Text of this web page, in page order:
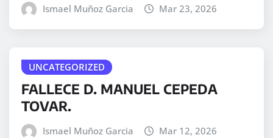
Ismael Muñoz Garcia Mar 23, 2026
UNCATEGORIZED
FALLECE D. MANUEL CEPEDA
TOVAR.
Ismael Muñoz Garcia Mar 12, 2026